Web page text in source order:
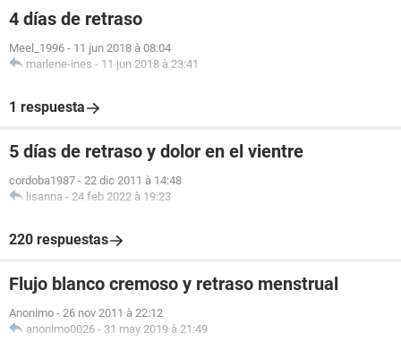
4 días de retraso
Meel_1996 - 11 jun 2018 à 08:04
marlene-ines - 11 jun 2018 à 23:41
1 respuesta
5 días de retraso y dolor en el vientre
cordoba1987 - 22 dic 2011 à 14:48
lisanna - 24 feb 2022 à 19:23
220 respuestas
Flujo blanco cremoso y retraso menstrual
Anonimo - 26 nov 2011 à 22:12
anonimo0026 - 31 may 2019 à 21:49